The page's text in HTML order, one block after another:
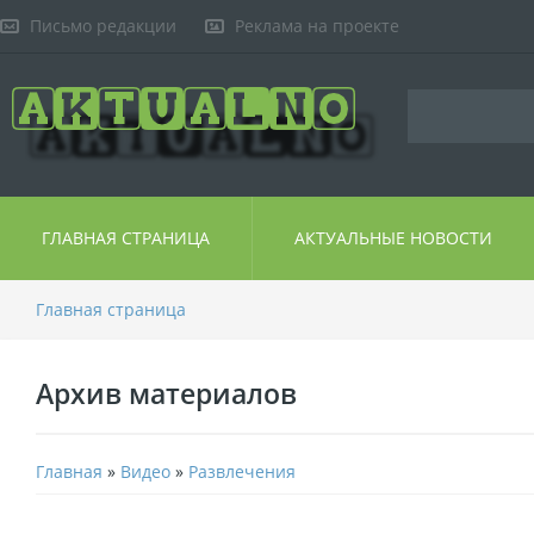
Письмо редакции Реклама на проекте
ГЛАВНАЯ СТРАНИЦА АКТУАЛЬНЫЕ НОВОСТИ
Главная страница
Архив материалов
Главная » Видео » Развлечения